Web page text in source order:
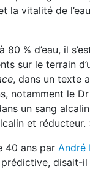
la vitalité de
% d’eau, il
sur le terrain
, dans un texte
notamment le
un sang
et réducteur.
40 ans par André
disait-